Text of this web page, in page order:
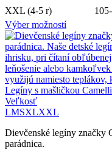
XXL (4-5 r)
Výber možností
Legíny s mašličkou
Veľkosť
LMSXLXXL
Dievčenské legíny
parádnica.